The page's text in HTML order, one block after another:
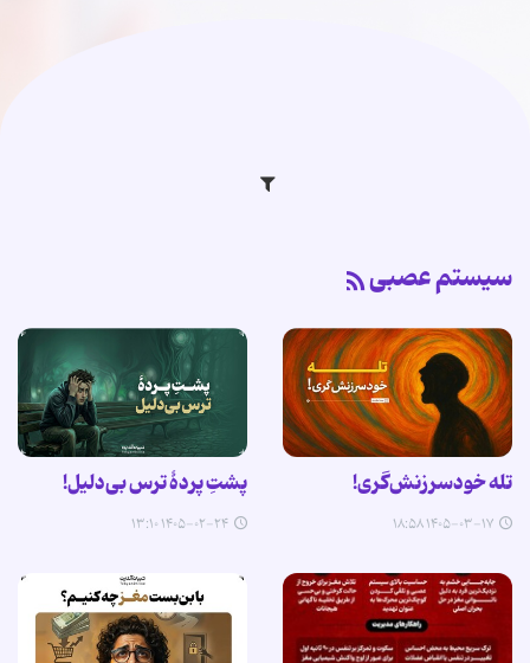
سیستم عصبی
تله خودسرزنش‌گری!
۱۴۰۵-۰۳-۱۷ ۱۸:۵۸
پشتِ پردهٔ ترس بی‌دلیل!
۱۴۰۵-۰۲-۲۴ ۱۳:۱۰